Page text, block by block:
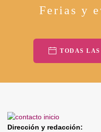
Ferias y
TODAS
Dirección y redacción: